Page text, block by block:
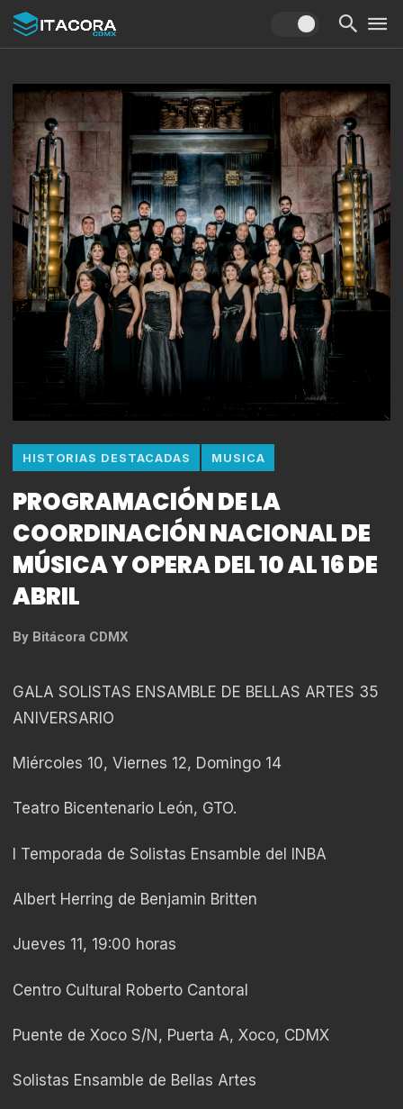
HISTORIAS DESTACADAS MUSICA
PROGRAMACIÓN DE LA
COORDINACIÓN NACIONAL DE
MÚSICA Y OPERA DEL 10 AL 16 DE
ABRIL
By Bitácora CDMX
GALA SOLISTAS ENSAMBLE DE BELLAS ARTES 35
ANIVERSARIO
Miércoles 10, Viernes 12, Domingo 14
Teatro Bicentenario León, GTO.
I Temporada de Solistas Ensamble del INBA
Albert Herring de Benjamin Britten
Jueves 11, 19:00 horas
Centro Cultural Roberto Cantoral
Puente de Xoco S/N, Puerta A, Xoco, CDMX
Solistas Ensamble de Bellas Artes